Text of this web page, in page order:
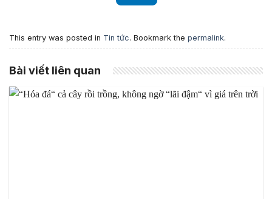
This entry was posted in Tin tức. Bookmark the permalink.
Bài viết liên quan